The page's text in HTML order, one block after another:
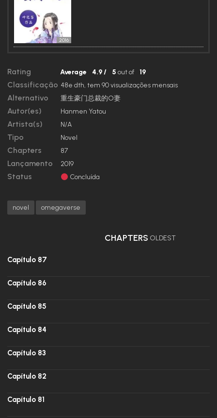
2016
Rating Average 4.9/ 5 out of 19
Classificação 48e dth, tem 90 visualizações mensais
Alternativo 重生豪门总裁的O妻
Autor(es) Hanmen Yatou
Artista(s) N/A
Tipo Novel
Chapters 87
Lançamento 2019
Status Concluída
novel omegaverse
CHAPTERS OLDEST
Capítulo 87
Capítulo 86
Capítulo 85
Capítulo 84
Capítulo 83
Capítulo 82
Capítulo 81